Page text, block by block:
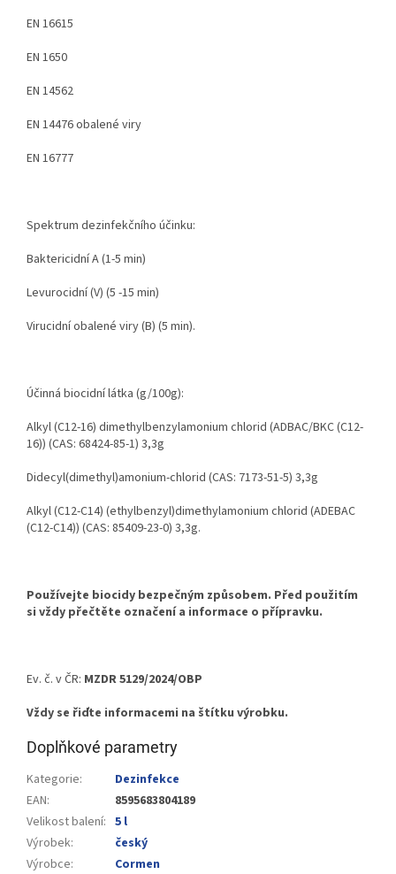
EN 16615
EN 1650
EN 14562
EN 14476 obalené viry
EN 16777
Spektrum dezinfekčního účinku:
Baktericidní A (1-5 min)
Levurocidní (V) (5 -15 min)
Virucidní obalené viry (B) (5 min).
Účinná biocidní látka (g/100g):
Alkyl (C12-16) dimethylbenzylamonium chlorid (ADBAC/BKC (C12-
16)) (CAS: 68424-85-1) 3,3g
Didecyl(dimethyl)amonium-chlorid (CAS: 7173-51-5) 3,3g
Alkyl (C12-C14) (ethylbenzyl)dimethylamonium chlorid (ADEBAC
(C12-C14)) (CAS: 85409-23-0) 3,3g.
Používejte biocidy bezpečným způsobem. Před použitím
si vždy přečtěte označení a informace o přípravku.
Ev. č. v ČR: MZDR 5129/2024/OBP
Vždy se řiďte informacemi na štítku výrobku.
Doplňkové parametry
Kategorie:
Dezinfekce
EAN:
8595683804189
Velikost balení: 5 l
Výrobek:
český
Výrobce: Cormen